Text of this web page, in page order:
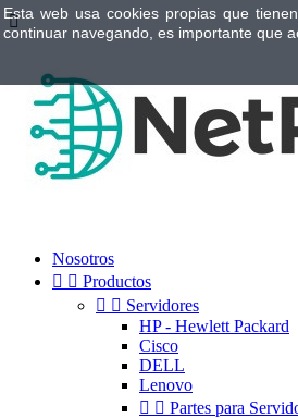

Nosotros
  Productos
  Servidores
HP - Hewlett Packard
Cisco
DELL
Lenovo
  Partes para
Esta web usa cookies propias que
continuar navegando, es importante que